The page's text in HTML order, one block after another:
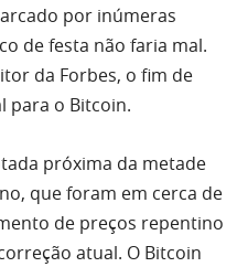
por inúmeras
de festa não faria mal.
da Forbes, o fim de
para o Bitcoin.
próxima da metade
que foram em cerca de
de preços repentino
atual. O Bitcoin